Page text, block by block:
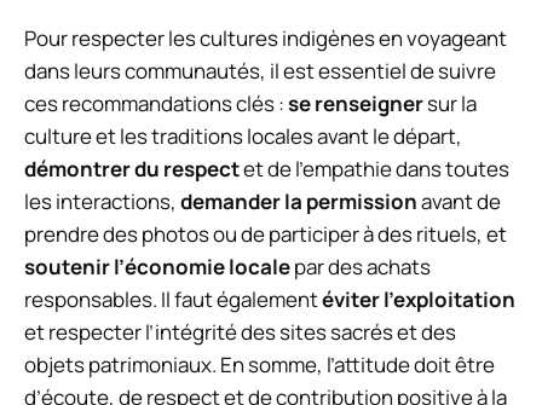
Pour respecter les cultures indigènes en voyageant
dans leurs communautés, il est essentiel de suivre
ces recommandations clés :se renseignersur la
culture et les traditions locales avant le départ,
démontrer du respectet de l’empathie dans toutes
les interactions, demander la permissionavant de
prendre des photos ou de participer à des rituels, et
soutenir l’économie localepar des achats
responsables. Il faut égalementéviter l’exploitation
et respecter l’intégrité des sites sacrés et des
objets patrimoniaux. En somme, l’attitude doit être
d’écoute, de respect et de contribution positive à la